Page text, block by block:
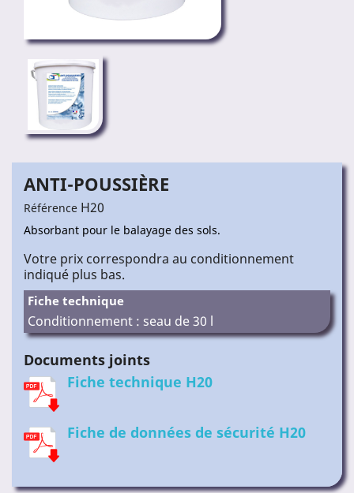
ANTI-POUSSIÈRE
Référence H20
Absorbant pour le balayage des sols.
Votre prix correspondra au conditionnement
indiqué plus bas.
Fiche technique
Conditionnement : seau de 30 l
Documents joints
Fiche technique H20
Fiche de données de sécurité H20